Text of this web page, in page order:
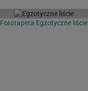
Fototapeta Egzotyczne liście